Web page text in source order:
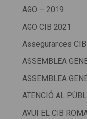
AGO – 2019
AGO CIB 2021
Assegurances
ASSEMBLEA
ASSEMBLEA
ATENCIÓ AL
AVUI EL CIB